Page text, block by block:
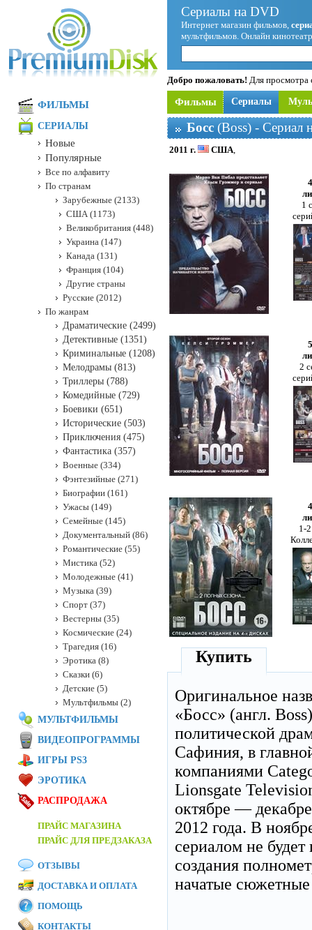
Сериалы на DVD
Интернет магазин фильмов,
мультфильмов. Онлайн
Добро пожаловать! Для просмотра
Фильмы Сериалы
Босс (Boss) - Сериал
2011 г. США,
1
2
1-
Купить
Оригинальное
«Босс» (англ.
политической
Сафиния, в
компаниями
Lionsgate
октябре —
2012 года. В
сериалом не
создания
начатые
ФИЛЬМЫ
СЕРИАЛЫ
Новые
Популярные
Все по алфавиту
По странам
Зарубежные (2133)
США (1173)
Великобритания (448)
Украина (147)
Канада (131)
Франция (104)
Другие страны
Русские (2012)
По жанрам
Драматические (2499)
Детективные (1351)
Криминальные (1208)
Мелодрамы (813)
Триллеры (788)
Комедийные (729)
Боевики (651)
Исторические (503)
Приключения (475)
Фантастика (357)
Военные (334)
Фэнтезийные (271)
Биографии (161)
Ужасы (149)
Семейные (145)
Документальный (86)
Романтические (55)
Мистика (52)
Молодежные (41)
Музыка (39)
Спорт (37)
Вестерны (35)
Космические (24)
Трагедия (16)
Эротика (8)
Сказки (6)
Детские (5)
Мультфильмы (2)
МУЛЬТФИЛЬМЫ
ВИДЕОПРОГРАММЫ
ИГРЫ PS3
ЭРОТИКА
РАСПРОДАЖА
ПРАЙС МАГАЗИНА
ПРАЙС ДЛЯ ПРЕДЗАКАЗА
ОТЗЫВЫ
ДОСТАВКА И ОПЛАТА
ПОМОЩЬ
КОНТАКТЫ